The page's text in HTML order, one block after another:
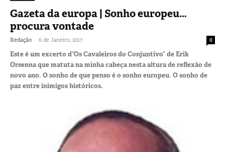
Gazeta da europa | Sonho europeu…
procura vontade
Redação - 6 de Janeiro, 2017 0
Este é um excerto d”Os Cavaleiros do Conjuntivo” de Erik
Orsenna que matuta na minha cabeça nesta altura de reflexão de
novo ano. O sonho de que penso é o sonho europeu. O sonho de
paz entre inimigos históricos.